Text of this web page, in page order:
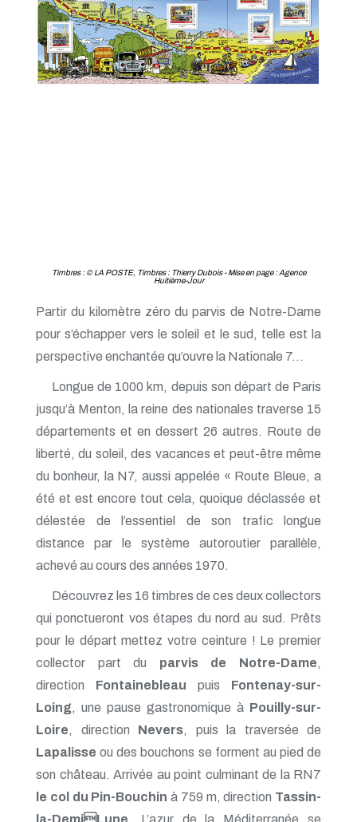
Timbres : © LA POSTE, Timbres : Thierry Dubois - Mise en page : Agence
Huitième-Jour
Partir du kilomètre zéro du parvis de Notre-Dame
pour s’échapper vers le soleil et le sud, telle est la
perspective enchantée qu’ouvre la Nationale 7…
Longue de 1000 km, depuis son départ de Paris
jusqu’à Menton, la reine des nationales traverse 15
départements et en dessert 26 autres. Route de
liberté, du soleil, des vacances et peut-être même
du bonheur, la N7, aussi appelée « Route Bleue, a
été et est encore tout cela, quoique déclassée et
délestée de l’essentiel de son trafic longue
distance par le système autoroutier parallèle,
achevé au cours des années 1970.
Découvrez les 16 timbres de ces deux collectors
qui ponctueront vos étapes du nord au sud. Prêts
pour le départ mettez votre ceinture ! Le premier
collector part du parvis de Notre-Dame,
direction Fontainebleau puis Fontenay-sur-
Loing, une pause gastronomique à Pouilly-sur-
Loire, direction Nevers, puis la traversée de
Lapalisse ou des bouchons se forment au pied de
son château. Arrivée au point culminant de la RN7
le col du Pin-Bouchin à 759 m, direction Tassin-